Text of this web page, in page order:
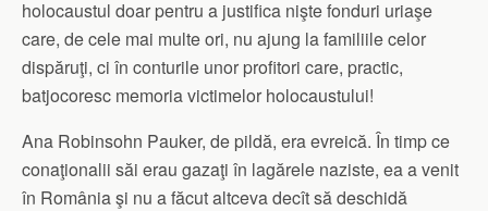
holocaustul doar pentru a justifica nişte fonduri uriaşe
care, de cele mai multe ori, nu ajung la familiile celor
dispăruţi, ci în conturile unor profitori care, practic,
batjocoresc memoria victimelor holocaustului!
Ana Robinsohn Pauker, de pildă, era evreică. În timp ce
conaţionalii săi erau gazaţi în lagărele naziste, ea a venit
în România şi nu a făcut altceva decît să deschidă